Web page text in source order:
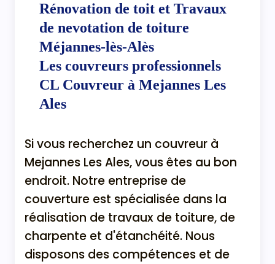
Rénovation de toit et Travaux
de nevotation de toiture
Méjannes-lès-Alès
Les couvreurs professionnels
CL Couvreur à Mejannes Les
Ales
Si vous recherchez un couvreur à
Mejannes Les Ales, vous êtes au bon
endroit. Notre entreprise de
couverture est spécialisée dans la
réalisation de travaux de toiture, de
charpente et d'étanchéité. Nous
disposons des compétences et de